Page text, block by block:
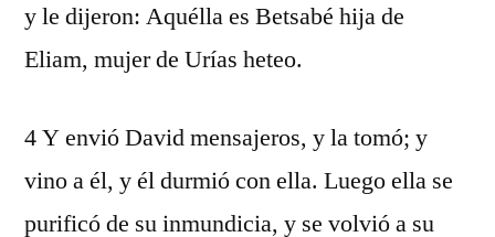
y le dijeron: Aquélla es Betsabé hija de
Eliam, mujer de Urías heteo.
4 Y envió David mensajeros, y la tomó; y
vino a él, y él durmió con ella. Luego ella se
purificó de su inmundicia, y se volvió a su